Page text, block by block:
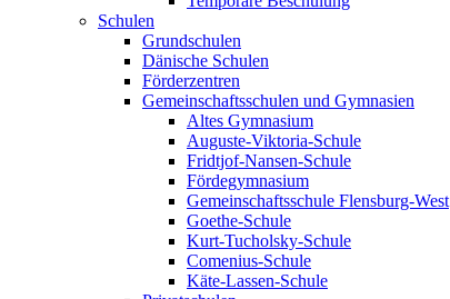
Schulen
Grundschulen
Dänische Schulen
Förderzentren
Gemeinschaftsschulen und Gymnasien
Altes Gymnasium
Auguste-Viktoria-Schule
Fridtjof-Nansen-Schule
Fördegymnasium
Gemeinschaftsschule Flensburg-West
Goethe-Schule
Kurt-Tucholsky-Schule
Comenius-Schule
Käte-Lassen-Schule